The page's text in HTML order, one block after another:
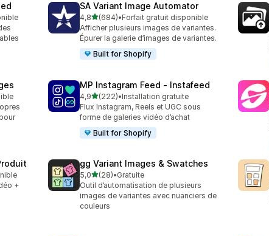
SA Variant Image Automator
4,8étoile(s) sur 5
(684)
684 avis au total
•Forfait gratuit disponible
Afficher plusieurs images de variantes.
Épurer la galerie d’images de variantes.
Built for Shopify
MP Instagram Feed ‑ Instafeed
4,9étoile(s) sur 5
(222)
222 avis au total
•Installation gratuite
Flux Instagram, Reels et UGC sous
forme de galeries vidéo d’achat
Built for Shopify
+
gg Variant Images & Swatches
5,0étoile(s) sur 5
(28)
28 avis au total
•Gratuite
Outil d’automatisation de plusieurs
images de variantes avec nuanciers de
couleurs